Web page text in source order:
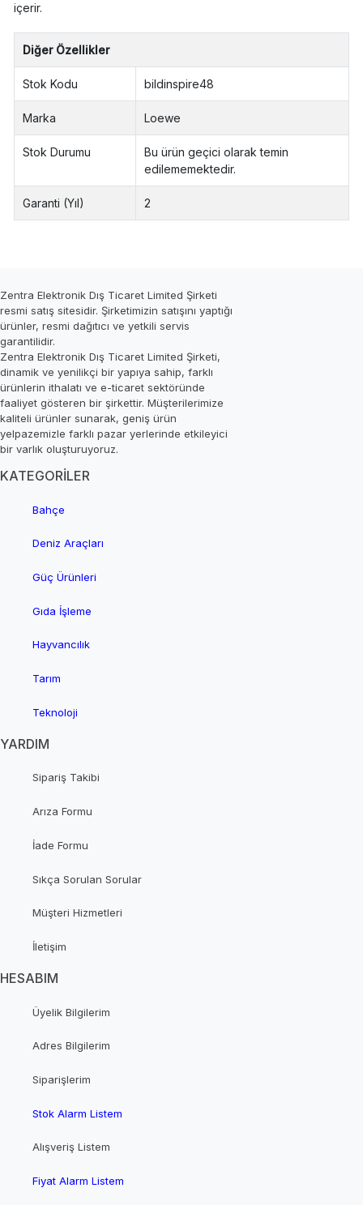
içerir.
Diğer Özellikler
Stok Kodu bildinspire48
Marka Loewe
Stok Durumu
Bu ürün geçici olarak temin
edilememektedir.
Garanti (Yıl) 2
Zentra Elektronik Dış Ticaret Limited Şirketi
resmi satış sitesidir. Şirketimizin satışını yaptığı
ürünler, resmi dağıtıcı ve yetkili servis
garantilidir.
Zentra Elektronik Dış Ticaret Limited Şirketi,
dinamik ve yenilikçi bir yapıya sahip, farklı
ürünlerin ithalatı ve e-ticaret sektöründe
faaliyet gösteren bir şirkettir. Müşterilerimize
kaliteli ürünler sunarak, geniş ürün
yelpazemizle farklı pazar yerlerinde etkileyici
bir varlık oluşturuyoruz.
KATEGORİLER
Bahçe
Deniz Araçları
Güç Ürünleri
Gıda İşleme
Hayvancılık
Tarım
Teknoloji
YARDIM
Sipariş Takibi
Arıza Formu
İade Formu
Sıkça Sorulan Sorular
Müşteri Hizmetleri
İletişim
HESABIM
Üyelik Bilgilerim
Adres Bilgilerim
Siparişlerim
Stok Alarm Listem
Alışveriş Listem
Fiyat Alarm Listem